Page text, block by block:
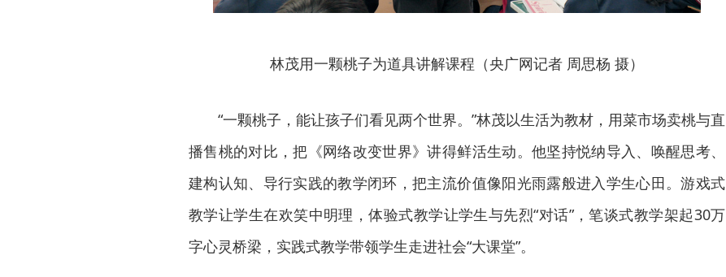
林茂用一颗桃子为道具讲解课程（央广网记者 周思杨 摄）
“一颗桃子，能让孩子们看见两个世界。”林茂以生活为教材，用菜市场卖桃与直
播售桃的对比，把《网络改变世界》讲得鲜活生动。他坚持悦纳导入、唤醒思考、
建构认知、导行实践的教学闭环，把主流价值像阳光雨露般进入学生心田。游戏式
教学让学生在欢笑中明理，体验式教学让学生与先烈“对话”，笔谈式教学架起30万
字心灵桥梁，实践式教学带领学生走进社会“大课堂”。